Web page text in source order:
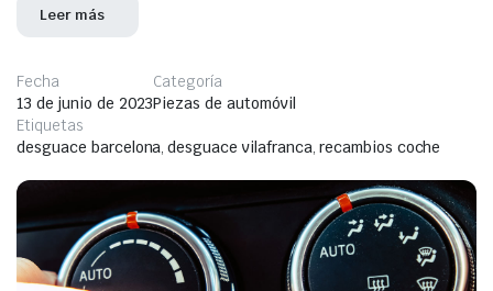
Leer más
Fecha
13 de junio de 2023
Categoría
Piezas de automóvil
Etiquetas
desguace barcelona, desguace vilafranca, recambios coche